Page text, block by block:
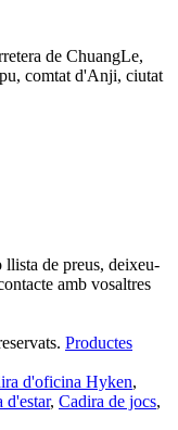
de ChuangLe,
comtat d'Anji, ciutat
llista de preus, deixeu-
amb vosaltres
Productes
d'oficina Hyken,
d'estar, Cadira de jocs,